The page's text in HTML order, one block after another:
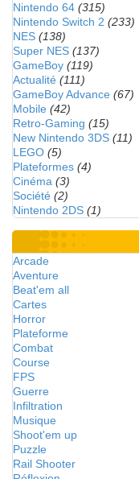
Nintendo 64 (315)
Nintendo Switch 2 (233)
NES (138)
Super NES (137)
GameBoy (119)
Actualité (111)
GameBoy Advance (67)
Mobile (42)
Retro-Gaming (15)
New Nintendo 3DS (11)
LEGO (5)
Plateformes (4)
Cinéma (3)
Société (2)
Nintendo 2DS (1)
Arcade
Aventure
Beat'em all
Cartes
Horror
Plateforme
Combat
Course
FPS
Guerre
Infiltration
Musique
Shoot'em up
Puzzle
Rail Shooter